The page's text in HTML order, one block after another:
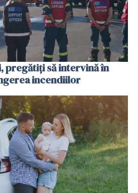
pregătiţi să intervină în
incendiilor